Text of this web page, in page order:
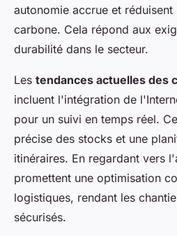
autonomie accrue et réduisent
carbone. Cela répond aux
durabilité dans le secteur.
Les tendances actuelles des
incluent l'intégration de
pour un suivi en temps réel.
précise des stocks et une
itinéraires. En regardant vers
promettent une optimisation
logistiques, rendant les
sécurisés.